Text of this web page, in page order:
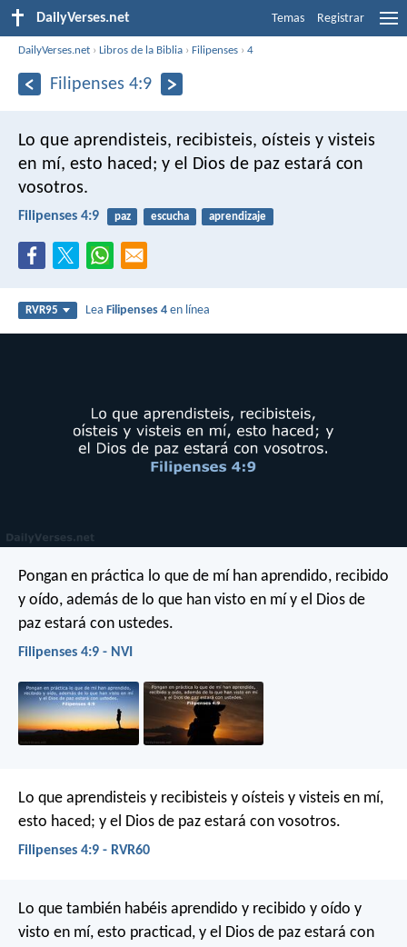
DailyVerses.net Temas Registrar
DailyVerses.net ›Libros de la Biblia ›Filipenses ›4
Filipenses 4:9
Lo que aprendisteis, recibisteis, oísteis y visteis
en mí, esto haced; y el Dios de paz estará con
vosotros.
Filipenses 4:9 paz escucha aprendizaje
RVR95 LeaFilipenses 4 en línea
Pongan en práctica lo que de mí han aprendido, recibido
y oído, además de lo que han visto en mí y el Dios de
paz estará con ustedes.
Filipenses 4:9 - NVI
Lo que aprendisteis y recibisteis y oísteis y visteis en mí,
esto haced; y el Dios de paz estará con vosotros.
Filipenses 4:9 - RVR60
Lo que también habéis aprendido y recibido y oído y
visto en mí, esto practicad, y el Dios de paz estará con